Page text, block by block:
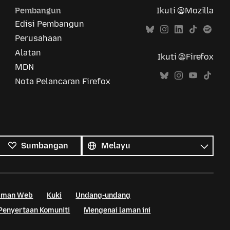
Pembangun
Edisi Pembangun
Perusahaan
Alatan
MDN
Nota Pelancaran Firefox
Ikuti @Mozilla
Ikuti @Firefox
Sumbangan
bahasa
Bahasa
Web Kuki
Undang-undang
Komuniti
Mengenai laman ini